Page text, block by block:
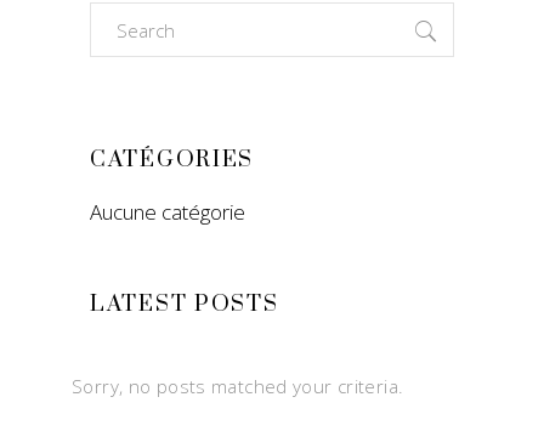
Search
for:
CATÉGORIES
Aucune catégorie
LATEST POSTS
Sorry, no posts matched your criteria.